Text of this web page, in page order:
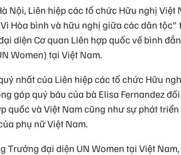
Nội, Liên hiệp các tổ chức Hữu nghị Việt
Hòa bình và hữu nghị giữa các dân tộc"
diện Cơ quan Liên hợp quốc về bình
Women) tại Việt Nam.
nhất của Liên hiệp các tổ chức Hữu
góp quý báu của bà Elisa Fernandez
quốc và Việt Nam cũng như sự phát
phụ nữ Việt Nam.
Trưởng đại diện UN Women tại Việt